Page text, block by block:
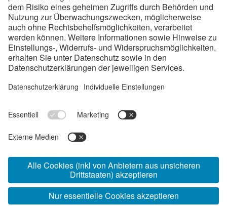
80-100
Lehrstellen/Jahr
Links:
Ausbildungen
Checkliste
Standorte
Datenschutz
www.voestalpine.com/
© 2026 voestalpine Metal Engineering GmbH, Kerpelystraße 199,